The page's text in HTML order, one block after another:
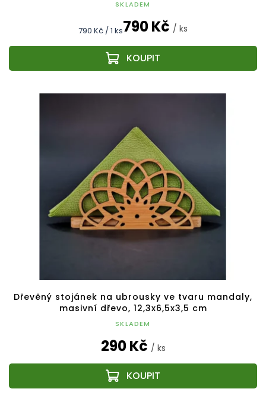
SKLADEM
790 Kč / ks
Měrná
790 Kč / 1 ks
Dřevěný stojánek na ubrousky ve tvaru mandaly,
masivní dřevo, 12,3x6,5x3,5 cm
SKLADEM
290 Kč / ks